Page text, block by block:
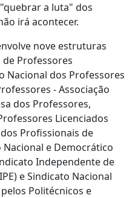
a luta" dos
irá acontecer.
nove estruturas
de Professores
Nacional dos Professores
- Associação
dos Professores,
Licenciados
dos Profissionais de
Nacional e Democrático
Independente de
e Sindicato Nacional
Politécnicos e